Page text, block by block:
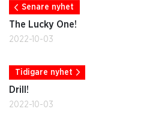
Senare nyhet
The Lucky One!
2022-10-03
Tidigare nyhet
Drill!
2022-10-03